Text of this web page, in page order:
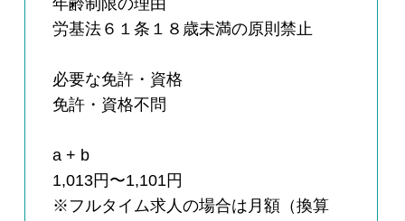
年齢制限の理由
労基法６１条１８歳未満の原則禁止
必要な免許・資格
免許・資格不問
a + b
1,013円〜1,101円
※フルタイム求人の場合は月額（換算